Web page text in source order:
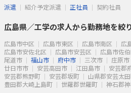
派遣 紹介予定派遣 正社員 契約社員
広島県／工学の求人から勤務地を絞
広島市中区 広島市東区 広島市南区 広
広島市安佐北区
広島市安芸区 広島市佐
尾道市
福山市 府中市 三次市 庄原市
廿日市市
安芸高田市 江田島市 安芸郡
安芸郡熊野町
安芸郡坂町 山県郡安芸太
豊田郡大崎上島町
世羅郡世羅町 神石郡